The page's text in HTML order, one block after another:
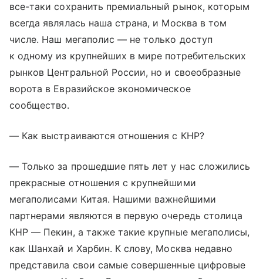
все-таки сохранить премиальный рынок, которым
всегда являлась наша страна, и Москва в том
числе. Наш мегаполис — не только доступ
к одному из крупнейших в мире потребительских
рынков Центральной России, но и своеобразные
ворота в Евразийское экономическое
сообщество.
— Как выстраиваются отношения с КНР?
— Только за прошедшие пять лет у нас сложились
прекрасные отношения с крупнейшими
мегаполисами Китая. Нашими важнейшими
партнерами являются в первую очередь столица
КНР — Пекин, а также такие крупные мегаполисы,
как Шанхай и Харбин. К слову, Москва недавно
представила свои самые совершенные цифровые